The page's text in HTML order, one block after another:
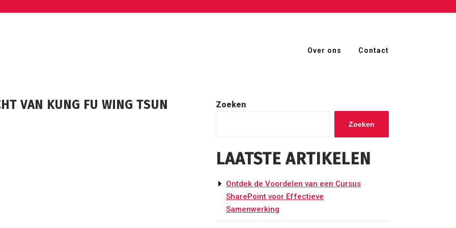
Over ons Contact
VAN KUNG FU WING TSUN Zoeken
Zoeken
LAATSTE ARTIKELEN
Ontdek de Voordelen van een Cursus
SharePoint voor Effectieve
Samenwerking